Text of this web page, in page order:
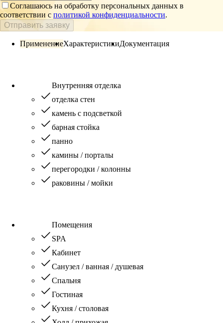
Соглашаюсь на обработку персональных данных в
соответствии с политикой конфиденциальности.
Отправить заявку
ПрименениеХарактеристикиДокументация
Внутренняя отделка
отделка стен
камень с подсветкой
барная стойка
панно
камины / порталы
перегородки / колонны
раковины / мойки
Помещения
SPA
Кабинет
Санузел / ванная / душевая
Спальня
Гостиная
Кухня / столовая